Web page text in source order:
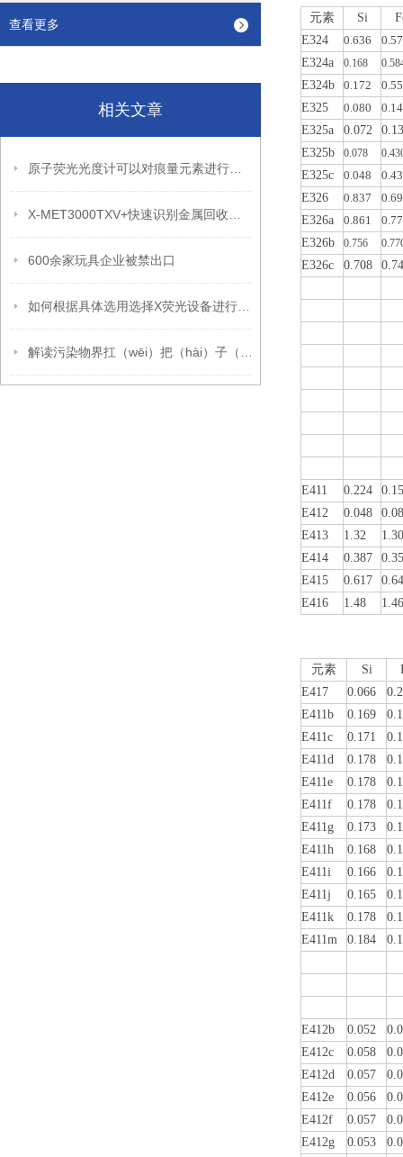
查看更多
相关文章
600余家玩具企业被禁出口
元素 Si
E324
0.636
E324a
0.168
E324b 0.172
E325
0.080
E325a
0.072
E325b
0.078
E325c 0.048
E326
0.837
E326a
0.861
E326b
0.756
E326c 0.708
E411 0.224
E412
0.048
E413
1.32
1.30
E414
0.387
E415
0.617
E416
1.48 1.46
元素 Si
E417
0.066
E411b
0.169
E411c
0.171
E411d
0.178
E411e
0.178
E411f
0.178
E411g
0.173
E411h
0.168
E411i
0.166
E411j
0.165
E411k
0.178
E411m
0.184
E412b 0.052
E412c
0.058
E412d
0.057
E412e
0.056
E412f
0.057
E412g
0.053